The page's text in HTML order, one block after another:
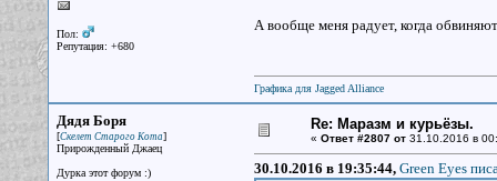
Пол:
Репутация: +680
А вообще меня радует, когда
Графика для Jagged Alliance
Дядя Боря
[Скелет Старого Кота]
Прирожденный Джаец
Дурка этот форум :)
Re: Маразм и курьёзы.
« Ответ #2807 от31.10.2016 в
30.10.2016 в 19:35:44, Green Eyes